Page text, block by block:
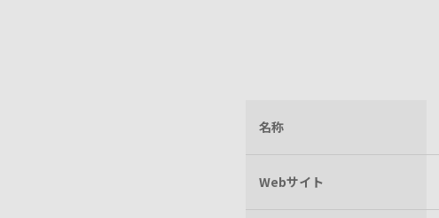
名称
Webサイト